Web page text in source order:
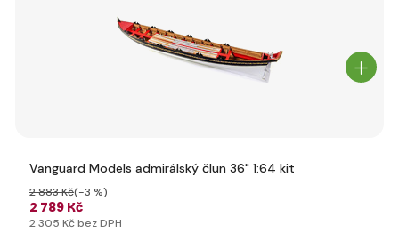
Vanguard Models admirálský člun 36" 1:64 kit
2 789 Kč
2 883 Kč(-3 %)
2 305 Kč bez DPH